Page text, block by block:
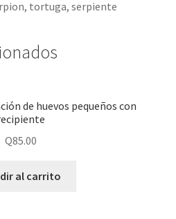
tortuga, serpiente
de huevos pequeños con
Q85.00
al carrito